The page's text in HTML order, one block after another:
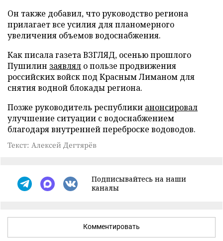
Он также добавил, что руководство региона
прилагает все усилия для планомерного
увеличения объемов водоснабжения.
Как писала газета ВЗГЛЯД, осенью прошлого
Пушилин заявлял о пользе продвижения
российских войск под Красным Лиманом для
снятия водной блокады региона.
Позже руководитель республики анонсировал
улучшение ситуации с водоснабжением
благодаря внутренней переброске водоводов.
Текст: Алексей Дегтярёв
Подписывайтесь на наши
каналы
Комментировать